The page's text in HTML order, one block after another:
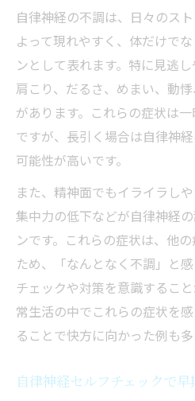
自律神経の不調は、日々のス
よって現れやすく、体だけで
ンとして表れます。特に見逃
肩こり、だるさ、めまい、動
があります。これらの症状は
ですが、長引く場合は自律神
可能性が高いです。
また、精神面でもイライラし
集中力の低下などが自律神経
ンです。これらの症状は、他
ため、「なんとなく不調」と
チェックや対策を意識するこ
常生活の中でこれらの症状を
ることで快方に向かった例も多
自律神経セルフチェックで